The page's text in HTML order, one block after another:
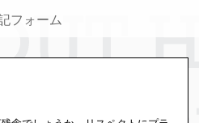
フォーム